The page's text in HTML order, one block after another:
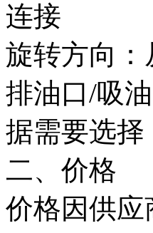
连接
旋转方向：
排油口/吸
据需要选
二、价格
价格因供